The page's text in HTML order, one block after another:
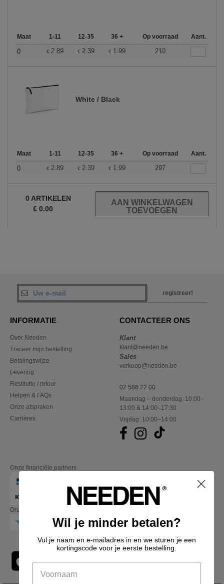
Maat 1-11 12-35 36 + Op voorraad Aant.
0 € 2.89 € 2.39 € 1.99 210
White / Black
Maat 1-11 12-35 36 + Op voorraad Aant.
0 € 2.89 € 2.39 € 1.99 297
0 ARTIKELEN
€ 0.00
registreer!
INFORMATIE
Over Needen
Traceer mijn bestelling
Betalingswijze
Levering
Restitutie / retour
Helpen & FAQs
Onze afspraken
Carrières
CONTACTEER ONS
Klant
klant@needen.be
Sales
verkoop@needen.be
02 586 22 00
Maandag – donderdag: 10:00–
13:00 & 14:00–17:30
Vrijdag: 10:00–14:00
Onze financiële partners
Onze transporteurs
Wil je minder betalen?
Vul je naam en e-mailadres in en we sturen je een
kortingscode voor je eerste bestelling.